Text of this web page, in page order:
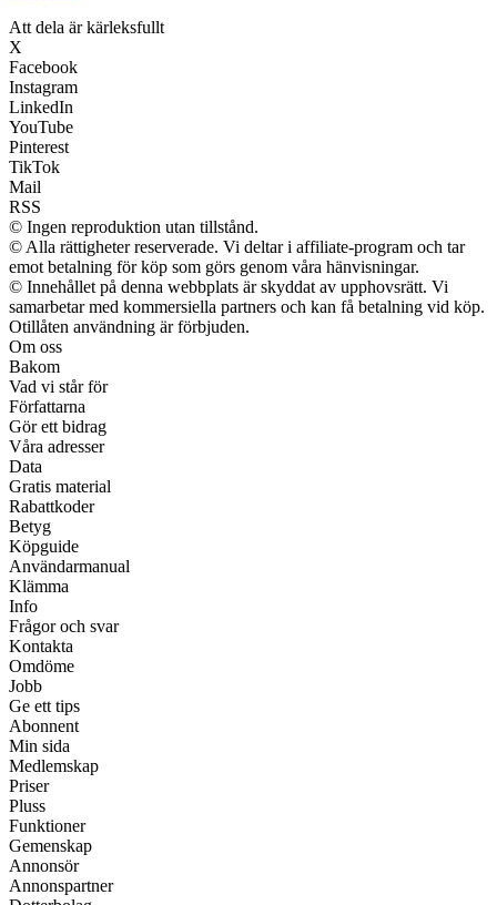
Att dela är kärleksfullt
X
Facebook
Instagram
LinkedIn
YouTube
Pinterest
TikTok
Mail
RSS
© Ingen reproduktion utan tillstånd.
© Alla rättigheter reserverade. Vi deltar i affiliate-program och tar
emot betalning för köp som görs genom våra hänvisningar.
© Innehållet på denna webbplats är skyddat av upphovsrätt. Vi
samarbetar med kommersiella partners och kan få betalning vid köp.
Otillåten användning är förbjuden.
Om oss
Bakom
Vad vi står för
Författarna
Gör ett bidrag
Våra adresser
Data
Gratis material
Rabattkoder
Betyg
Köpguide
Användarmanual
Klämma
Info
Frågor och svar
Kontakta
Omdöme
Jobb
Ge ett tips
Abonnent
Min sida
Medlemskap
Priser
Pluss
Funktioner
Gemenskap
Annonsör
Annonspartner